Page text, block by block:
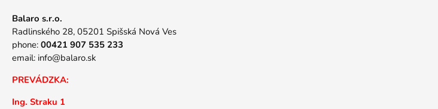
Balaro s.r.o.
Radlinského 28, 05201 Spišská Nová Ves
phone: 00421 907 535 233
email: info@balaro.sk
PREVÁDZKA:
Ing. Straku 1